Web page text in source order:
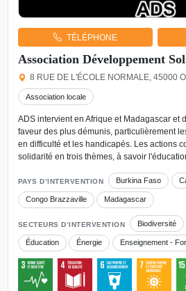
TÉLÉPHONE
Association Développement
8 RUE DE L'ÉCOLE NORMALE, 45000
Association locale
ADS intervient en Afrique et Madagascar et
faveur des plus démunis, particulièrement
en difficulté et les handicapés. Les actions
solidarité en trois thèmes, à savoir
PAYS D’INTERVENTION Burkina Faso
Congo Brazzaville Madagascar
SECTEURS D’INTERVENTION Biodiversité
Éducation Énergie Enseignement -